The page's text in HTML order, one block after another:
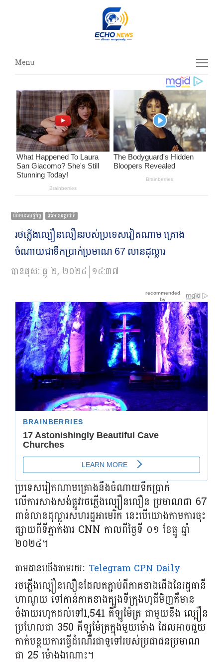
Menu
Menu
ព័ត៌មានសេដ្ឋកិច្ច ព័ត៌មានអន្ដរជាតិ
រថភ្លើង​ល្បឿន​លឿនរបស់ប្រទេសវៀតណាម គ្រោង
ចំណាយជាទឹកប្រាក់ប្រមាណ 67 លានដុល្លារ
បានផុស: ធ្នូ ២, ២០២៤ ១៤:៣៧
ប្រទេសរៀតណាមគ្រោងនឹងចំណាយទឹកប្រាក់
លើការសាងសង់ផ្លូវរថភ្លើងល្បឿនលឿន ប្រមាណជា 67
ពាន់លានដុល្លារសហរដ្ឋអាមេរិក នេះបើយោងតាមការចុះ
ផ្សាយពីទីភ្នាក់ងារ CNN កាលពីថ្ងៃទី ០១ ខែធ្នូ ឆ្នាំ
២០២៤។
តាមដានយើងតាមរយៈ Telegram CPN Daily
រថភ្លើងល្បឿនលឿនដែលតភ្ជាប់ពីភាគខាងជើងនៃរដ្ឋធានី
ហាណូយ ទៅកាន់ភាគខាងត្បូងទីក្រុងហូជីមិញគឺមាន
ចំងាយរហូតដល់ទៅ1,541 គីឡូម៉ែត្រ ជាមួយនឹង ល្បឿន
ប្រហែលជា 350 គីឡូម៉ែត្រក្នុងមួយម៉ោង ដែលអាចជួយ
កាត់បន្ថយការធ្វើដំណើរជាទូទៅរបស់ប្រជាជនប្រមាណ
ជា 25 ម៉ោងឯណោះ។